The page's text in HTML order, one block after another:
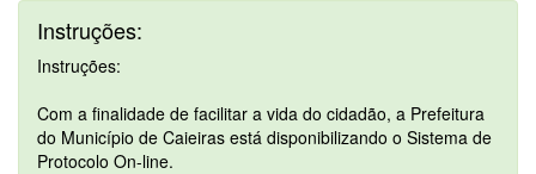
Instruções:
Instruções:
Com a finalidade de facilitar a vida do cidadão, a Prefeitura
do Município de Caieiras está disponibilizando o Sistema de
Protocolo On-line.